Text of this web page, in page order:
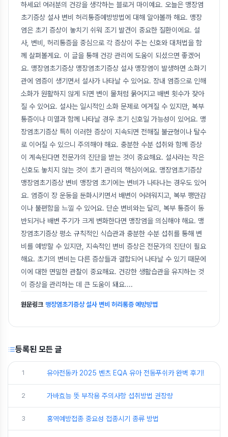
하세요! 여러분의 건강을 생각하는 블로거 마이예요. 오늘은 맹장염
초기증상 설사 변비 허리통증예방방법에 대해 알아볼까 해요. 맹장
염은 초기 증상이 놓치기 쉬워 조기 발견이 중요한 질환이에요. 설
사, 변비, 허리통증을 중심으로 각 증상이 주는 신호와 대처법을 함
께 살펴볼게요. 이 글을 통해 건강 관리에 도움이 되셨으면 좋겠어
요. 맹장염초기증상 맹장염초기증상 설사 맹장염이 발생하면 소화기
관에 염증이 생기면서 설사가 나타날 수 있어요. 장내 염증으로 인해
소화가 원활하지 않게 되면 변이 물처럼 묽어지고 배변 횟수가 잦아
질 수 있어요. 설사는 일시적인 소화 문제로 여겨질 수 있지만, 복부
통증이나 미열과 함께 나타날 경우 초기 신호일 가능성이 있어요. 맹
장염초기증상 특히 이러한 증상이 지속되면 전해질 불균형이나 탈수
로 이어질 수 있으니 주의해야 해요. 충분한 수분 섭취와 함께 증상
이 계속된다면 전문가의 진단을 받는 것이 중요해요. 설사라는 작은
신호도 놓치지 않는 것이 초기 관리의 핵심이에요. 맹장염초기증상
맹장염초기증상 변비 맹장염 초기에는 변비가 나타나는 경우도 있어
요. 염증이 장 운동을 둔화시키면서 배변이 어려워지고, 복부 팽만감
이나 불편함을 느낄 수 있어요. 단순 변비와는 달리, 복부 통증이 동
반되거나 배변 주기가 크게 변화한다면 맹장염을 의심해야 해요. 맹
장염초기증상 평소 규칙적인 식습관과 충분한 수분 섭취를 통해 변
비를 예방할 수 있지만, 지속적인 변비 증상은 전문가의 진단이 필요
해요. 초기의 변비는 다른 증상들과 결합되어 나타날 수 있기 때문에
이에 대한 면밀한 관찰이 중요해요. 건강한 생활습관을 유지하는 것
이 증상을 관리하는 데 큰 도움이 돼요....
원문링크 맹장염초기증상 설사 변비 허리통증 예방방법
등록된 모든 글
1 유아전동카 2025 벤츠 EQA 유아 전동푸쉬카 완벽 후기!
2 가바효능 뜻 부작용 주의사항 섭취방법 권장량
3 홍역예방접종 중요성 접종시기 종류 방법